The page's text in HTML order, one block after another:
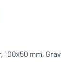
Schild
100x50 mm,